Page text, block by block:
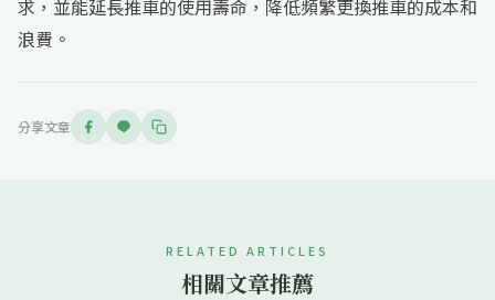
求，並能延長推車的使用壽命，降低頻繁更換推車的成本和
浪費。
分享文章
RELATED ARTICLES
相關文章推薦